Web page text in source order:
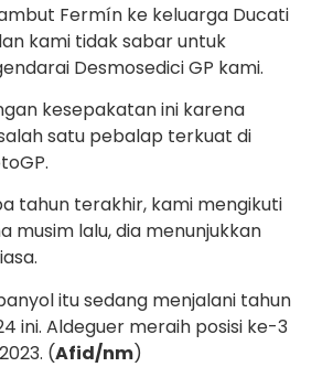
Fermín ke keluarga Ducati
kami tidak sabar untuk
Desmosedici GP kami.
kesepakatan ini karena
satu pebalap terkuat di
tahun terakhir, kami mengikuti
musim lalu, dia menunjukkan
itu sedang menjalani tahun
ini. Aldeguer meraih posisi ke-3
(Afid/nm)